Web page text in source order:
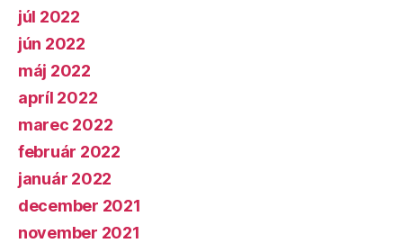
júl 2022
jún 2022
máj 2022
apríl 2022
marec 2022
február 2022
január 2022
december 2021
november 2021